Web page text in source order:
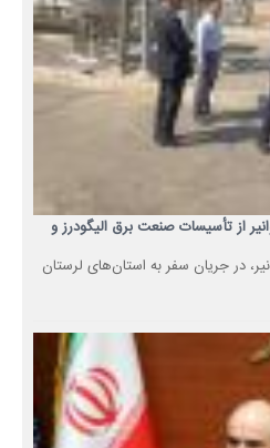
از تأسیسات صنعت برق الیگودرز و
در جریان سفر به استان‌های لرستان